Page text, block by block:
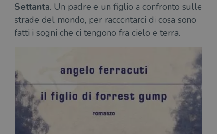
Settanta. Un padre e un figlio a confronto sulle
strade del mondo, per raccontarci di cosa sono
fatti i sogni che ci tengono fra cielo e terra.